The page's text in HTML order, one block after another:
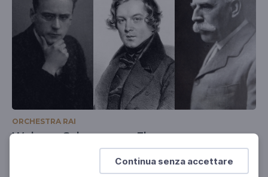
Continua senza accettare
ORCHESTRA RAI
Webern, Schumann e Elgar
Il concerto in 2 battute